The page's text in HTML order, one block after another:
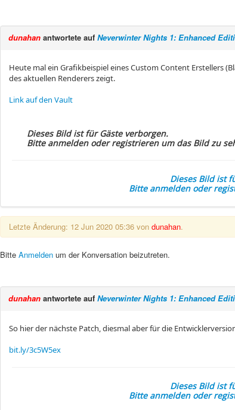
dunahan antwortete aufNeverwinter Nights 1: Enhanced
Heute mal ein Grafikbeispiel eines Custom Content Erstellers
des aktuellen Renderers zeigt.
Link auf den Vault
Dieses Bild ist für Gäste verborgen.
Bitte anmelden oder registrieren um das Bild zu
Dieses Bild ist
Bitte anmelden oder
Letzte Änderung: 12 Jun 2020 05:36 vondunahan.
BitteAnmelden um der Konversation beizutreten.
dunahan antwortete aufNeverwinter Nights 1: Enhanced
So hier der nächste Patch, diesmal aber für die
bit.ly/3c5W5ex
Dieses Bild ist
Bitte anmelden oder